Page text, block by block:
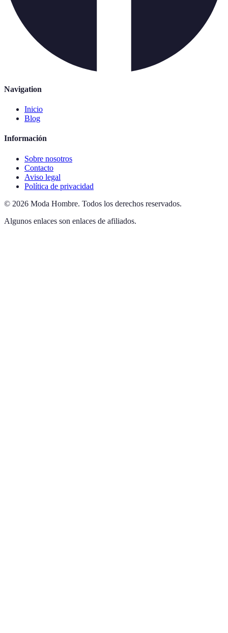
Navigation
Inicio
Blog
Información
Sobre nosotros
Contacto
Aviso legal
Política de privacidad
© 2026 Moda Hombre. Todos los derechos reservados.
Algunos enlaces son enlaces de afiliados.